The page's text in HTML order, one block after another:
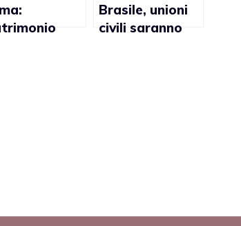
Brasile, unioni
civili saranno